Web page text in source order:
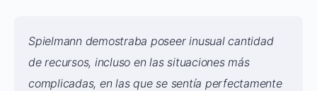
Spielmann demostraba poseer inusual cantidad
de recursos, incluso en las situaciones más
complicadas, en las que se sentía perfectamente